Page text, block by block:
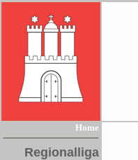
Home
Regionalliga